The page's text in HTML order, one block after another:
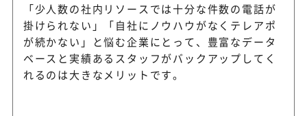
「少人数の社内リソースでは十分な件数の電話が
掛けられない」「自社にノウハウがなくテレアポ
が続かない」と悩む企業にとって、豊富なデータ
ベースと実績あるスタッフがバックアップしてく
れるのは大きなメリットです。